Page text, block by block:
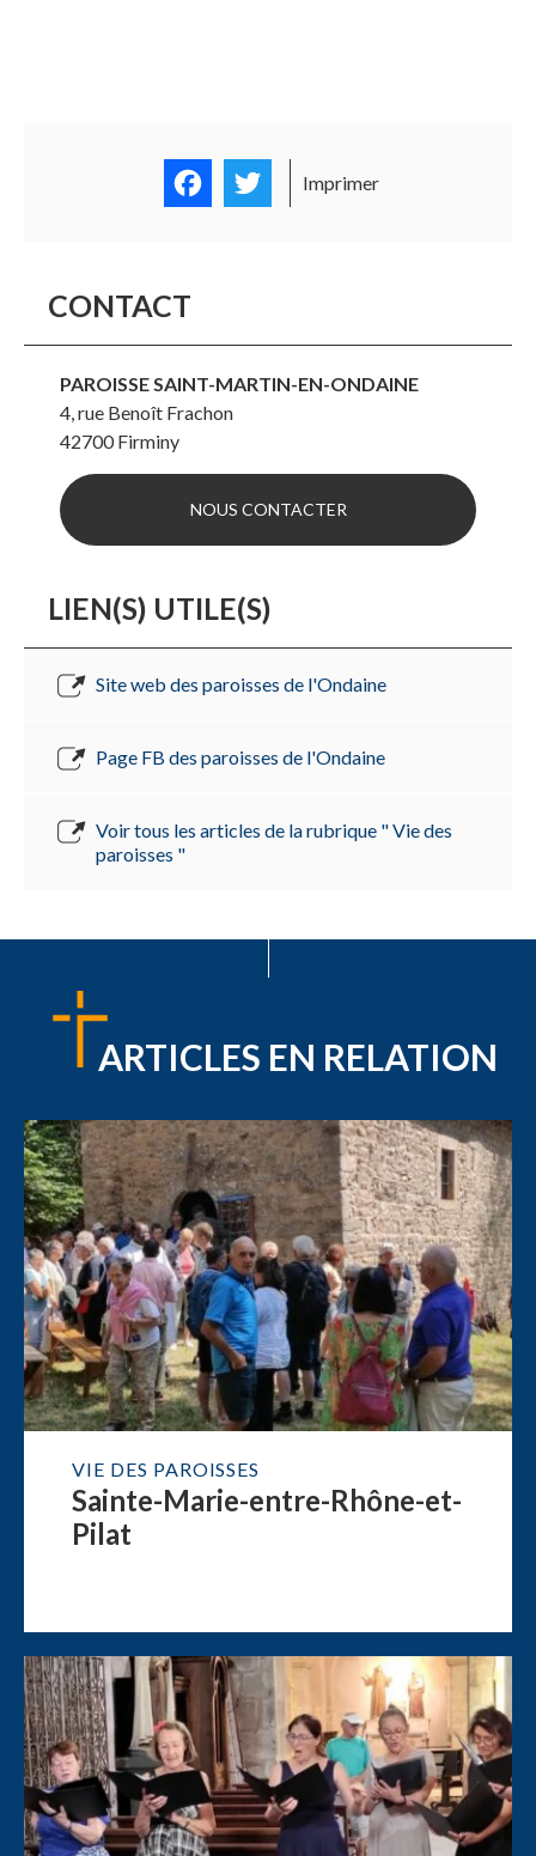
FacebookTwitter
Imprimer
CONTACT
PAROISSE SAINT-MARTIN-EN-ONDAINE
4, rue Benoît Frachon
42700 Firminy
NOUS CONTACTER
LIEN(S) UTILE(S)
Site web des paroisses de l'Ondaine
Page FB des paroisses de l'Ondaine
Voir tous les articles de la rubrique " Vie des
paroisses "
ARTICLES EN RELATION
VIE DES PAROISSES
Sainte-Marie-entre-Rhône-et-
Pilat